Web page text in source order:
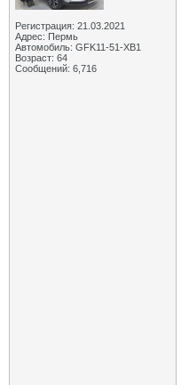
Регистрация: 21.03.2021
Адрес: Пермь
Автомобиль: GFK11-51-ХВ1
Возраст: 64
Сообщений: 6,716